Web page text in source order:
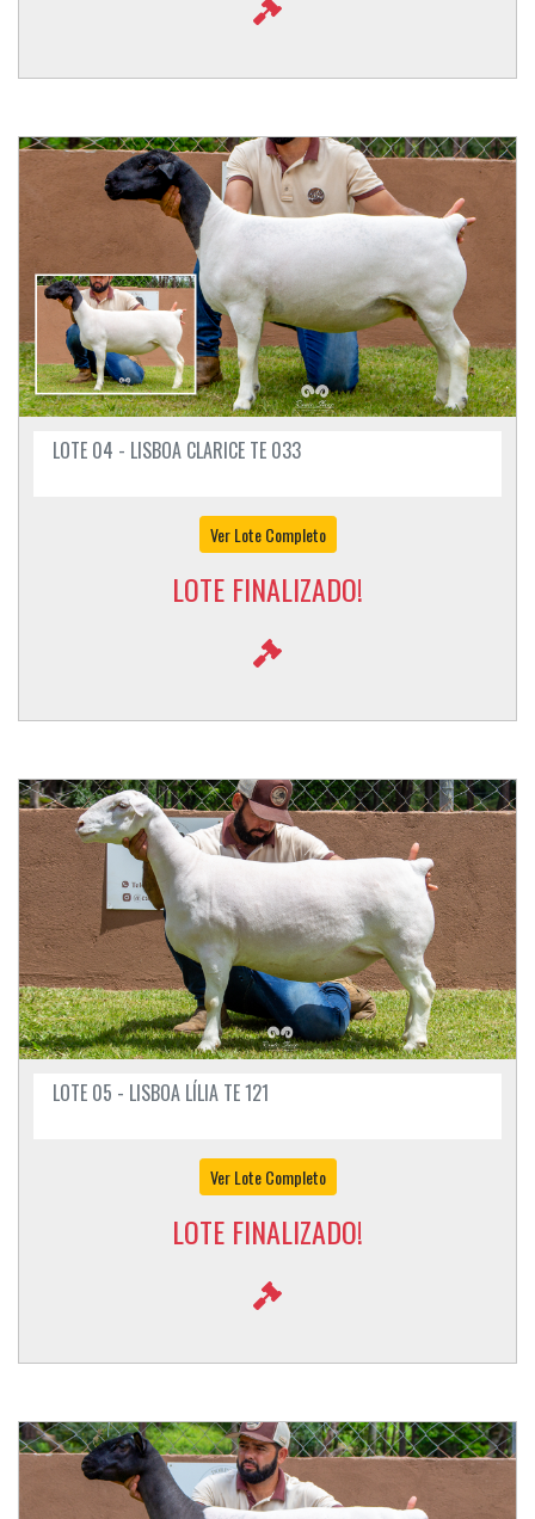
LOTE 04 - LISBOA CLARICE TE 033
Ver Lote Completo
LOTE FINALIZADO!
LOTE 05 - LISBOA LÍLIA TE 121
Ver Lote Completo
LOTE FINALIZADO!